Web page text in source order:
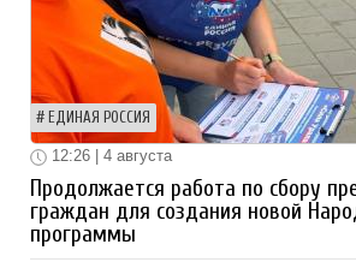
ЕДИНАЯ РОССИЯ
12:26 | 4 августа
Продолжается работа по сбору
граждан для создания новой
программы